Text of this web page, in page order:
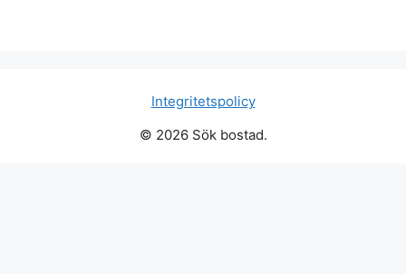
Integritetspolicy
© 2026 Sök bostad.